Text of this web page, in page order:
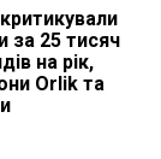
за 25 тисяч
на рік,
Orlik та